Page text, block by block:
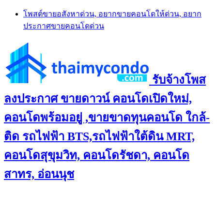
Skip
content
โพสต์ขายอสังหาด่วน, อยากขายคอนโดให้ด่วน, อยาก
ประกาศขายคอนโดด่วน
รับจ้างโพส
ลงประกาศ ขายดาวน์ คอนโดเปิดใหม่,
คอนโดพร้อมอยู่ ,ขายขาดทุนคอนโด ใกล้-
ติด รถไฟฟ้า BTS,รถไฟฟ้าใต้ดิน MRT,
คอนโดสุขุมวิท, คอนโดรัชดา, คอนโด
สาทร, อ่อนนุช